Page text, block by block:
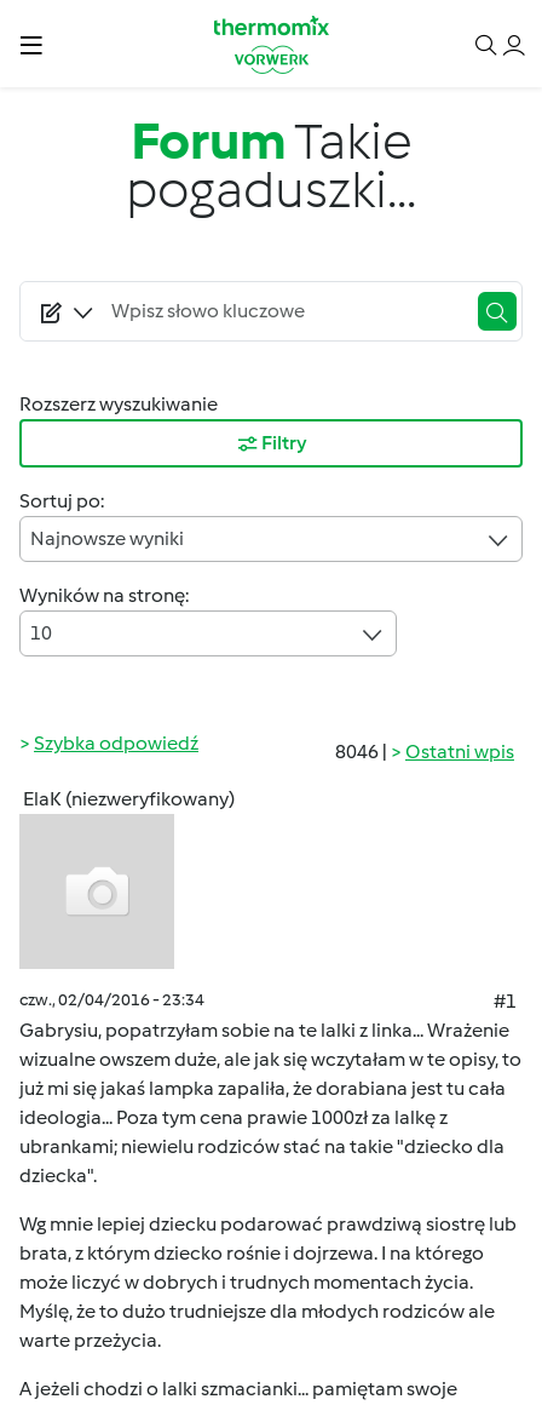
ForumTakie
pogaduszki...
Rozszerz wyszukiwanie
Filtry
Sortuj po:
Najnowsze wyniki
Wyników na stronę:
10
8046 | Ostatni wpis
Szybka odpowiedź
ElaK (niezweryfikowany)
czw., 02/04/2016 - 23:34
#1
Gabrysiu, popatrzyłam sobie na te lalki z linka... Wrażenie
wizualne owszem duże, ale jak się wczytałam w te opisy, to
już mi się jakaś lampka zapaliła, że dorabiana jest tu cała
ideologia... Poza tym cena prawie 1000zł za lalkę z
ubrankami; niewielu rodziców stać na takie "dziecko dla
dziecka".
Wg mnie lepiej dziecku podarować prawdziwą siostrę lub
brata, z którym dziecko rośnie i dojrzewa. I na którego
może liczyć w dobrych i trudnych momentach życia.
Myślę, że to dużo trudniejsze dla młodych rodziców ale
warte przeżycia.
A jeżeli chodzi o lalki szmacianki... pamiętam swoje